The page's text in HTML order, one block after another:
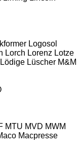
Logosol
Lorch Lorenz Lotze
Lödige Lüscher M&M
MTU MVD MWM
Macpresse